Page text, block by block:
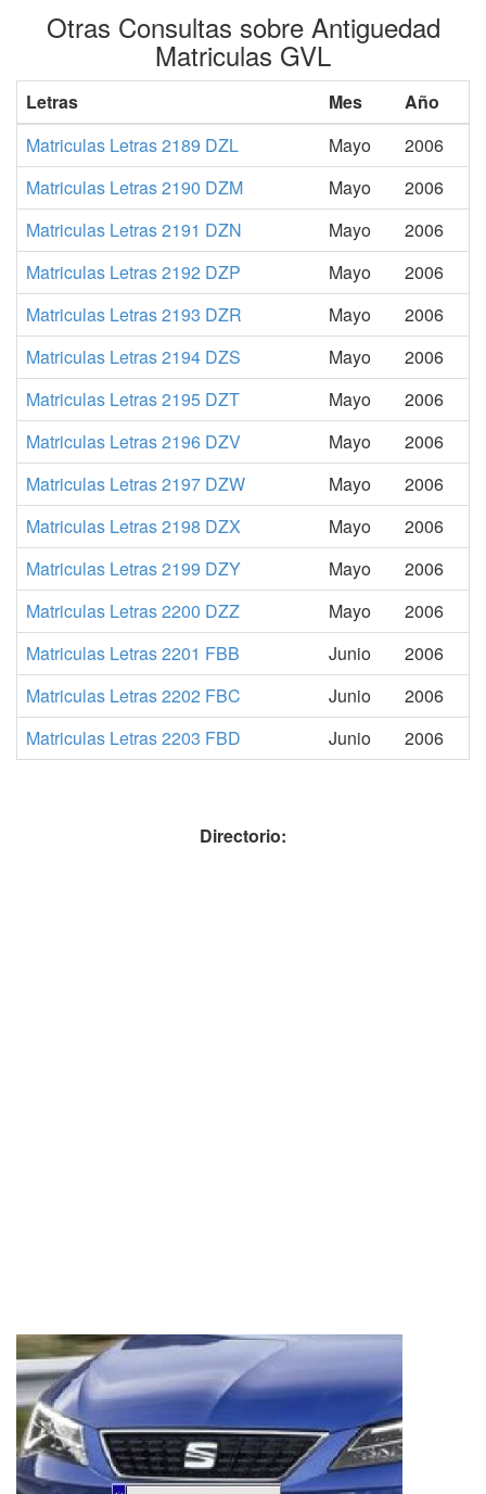
Otras Consultas sobre Antiguedad
Matriculas GVL
Letras Mes
Año
Matriculas Letras 2189 DZL
Mayo
2006
Matriculas Letras 2190 DZM
Mayo
2006
Matriculas Letras 2191 DZN
Mayo
2006
Matriculas Letras 2192 DZP
Mayo
2006
Matriculas Letras 2193 DZR
Mayo
2006
Matriculas Letras 2194 DZS
Mayo
2006
Matriculas Letras 2195 DZT
Mayo
2006
Matriculas Letras 2196 DZV
Mayo
2006
Matriculas Letras 2197 DZW
Mayo
2006
Matriculas Letras 2198 DZX
Mayo
2006
Matriculas Letras 2199 DZY
Mayo
2006
Matriculas Letras 2200 DZZ
Mayo
2006
Matriculas Letras 2201 FBB
Junio
2006
Matriculas Letras 2202 FBC
Junio
2006
Matriculas Letras 2203 FBD
Junio 2006
Directorio: